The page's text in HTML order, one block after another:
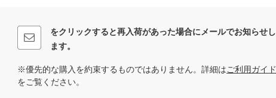
をクリックすると再入荷があった場合にメールでお知らせし
ます。
※優先的な購入を約束するものではありません。詳細は ご利用ガイド
をご覧ください。